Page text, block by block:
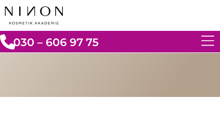
030 – 606 97 75